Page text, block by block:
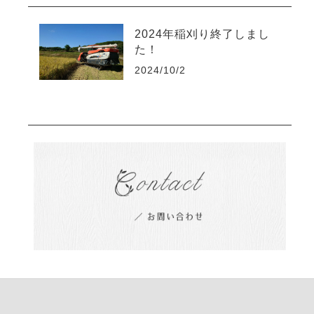
2024年稲刈り終了しまし
た！
2024/10/2